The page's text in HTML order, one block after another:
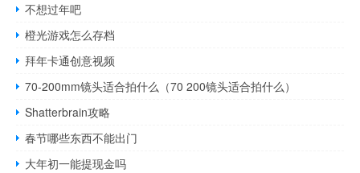
不想过年吧
橙光游戏怎么存档
拜年卡通创意视频
70-200mm镜头适合拍什么（70 200镜头适合拍什么）
Shatterbrain攻略
春节哪些东西不能出门
大年初一能提现金吗